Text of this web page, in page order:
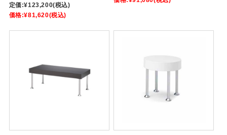
定価:¥123,200(税込)
価格:¥81,620(税込)